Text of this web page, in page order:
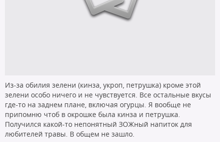
Из-за обилия зелени (кинза, укроп, петрушка) кроме этой
зелени особо ничего и не чувствуется. Все остальные вкусы
где-то на заднем плане, включая огурцы. Я вообще не
припомню чтоб в окрошке была кинза и петрушка.
Получился какой-то непонятный ЗОЖный напиток для
любителей травы. В общем не зашло.